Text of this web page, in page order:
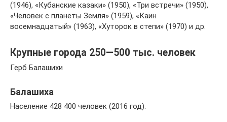
(1946), «Кубанские казаки» (1950), «Три встречи» (1950),
«Человек с планеты Земля» (1959), «Каин
восемнадцатый» (1963), «Хуторок в степи» (1970) и др.
Крупные города 250—500 тыс. человек
Герб Балашихи
Балашиха
Население 428 400 человек (2016 год).